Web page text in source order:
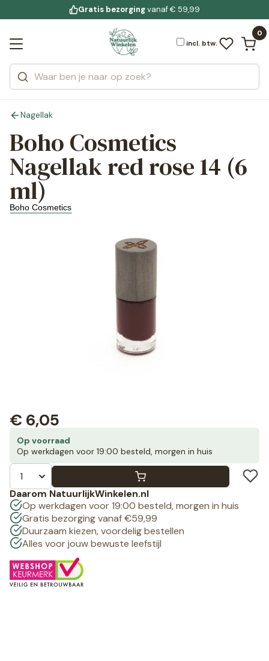
Jouw bewuste leefstijl
voor 19:00 uur besteld
Gratis bezorgingvanaf € 59,99
incl. btw.
0
Zoeken
Categorieën
Merken
Bekijk alle resultaten
Nagellak
Boho Cosmetics
Nagellak red rose 14 (6
ml)
Boho Cosmetics
Op voorraad
Op werkdagen voor 19:00 besteld, morgen in huis
€ 6,05
Daarom NatuurlijkWinkelen.nl
Op werkdagen voor 19:00 besteld, morgen in huis
Gratis bezorging vanaf €59,99
Duurzaam kiezen, voordelig bestellen
Alles voor jouw bewuste leefstijl